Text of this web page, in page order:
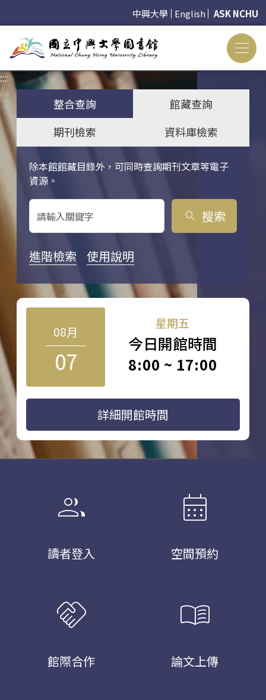
中興大學 English ASK NCHU
:::
整合查詢
館藏查詢
期刊檢索
資料庫檢索
除本館館藏目錄外，可同時查詢期刊文章等電子
資源。
關鍵字搜尋
search 搜索
進階檢索 使用說明
08月
07
星期五
今日開館時間
8:00 ~ 17:00
詳細開館時間
group
讀者登入
calendar_month
空間預約
handshake
館際合作
menu_book
論文上傳